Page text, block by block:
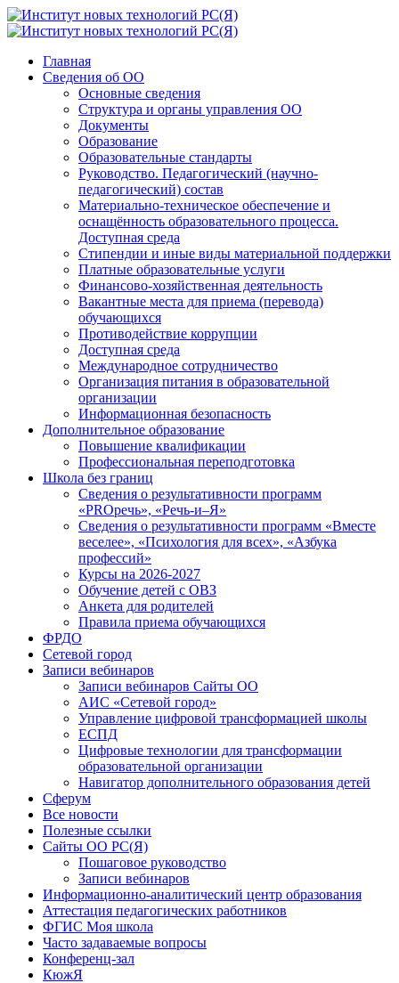
Главная
Сведения об ОО
Основные сведения
Структура и органы управления ОО
Документы
Образование
Образовательные стандарты
Руководство. Педагогический (научно-
педагогический) состав
Материально-техническое обеспечение и
оснащённость образовательного процесса.
Доступная среда
Стипендии и иные виды материальной поддержки
Платные образовательные услуги
Финансово-хозяйственная деятельность
Вакантные места для приема (перевода)
обучающихся
Противодействие коррупции
Доступная среда
Международное сотрудничество
Организация питания в образовательной
организации
Информационная безопасность
Дополнительное образование
Повышение квалификации
Профессиональная переподготовка
Школа без границ
Сведения о результативности программ
«PROречь», «Речь-и–Я»
Сведения о результативности программ «Вместе
веселее», «Психология для всех», «Азбука
профессий»
Курсы на 2026-2027
Обучение детей с ОВЗ
Анкета для родителей
Правила приема обучающихся
ФРДО
Сетевой город
Записи вебинаров
Записи вебинаров Сайты ОО
АИС «Сетевой город»
Управление цифровой трансформацией школы
ЕСПД
Цифровые технологии для трансформации
образовательной организации
Навигатор дополнительного образования детей
Сферум
Все новости
Полезные ссылки
Сайты ОО РС(Я)
Пошаговое руководство
Записи вебинаров
Информационно-аналитический центр образования
Аттестация педагогических работников
ФГИС Моя школа
Часто задаваемые вопросы
Конференц-зал
КюжЯ